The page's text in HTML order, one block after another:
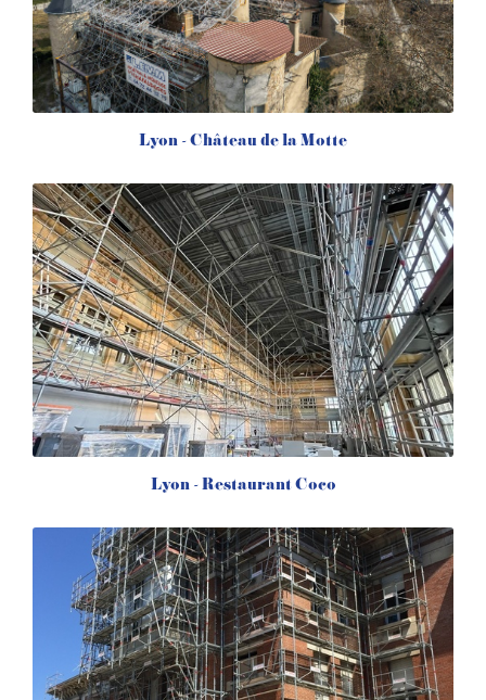
Lyon - Château de la Motte
Lyon - Restaurant Coco